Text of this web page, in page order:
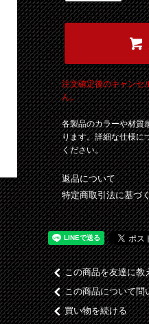
注文確定後のキャンセ
ん。
各製品のカラーや材質
ります。詳細な仕様に
ください。
返品について
特定商取引法に基づ
この商品を友達に教
この商品について問
買い物を続ける